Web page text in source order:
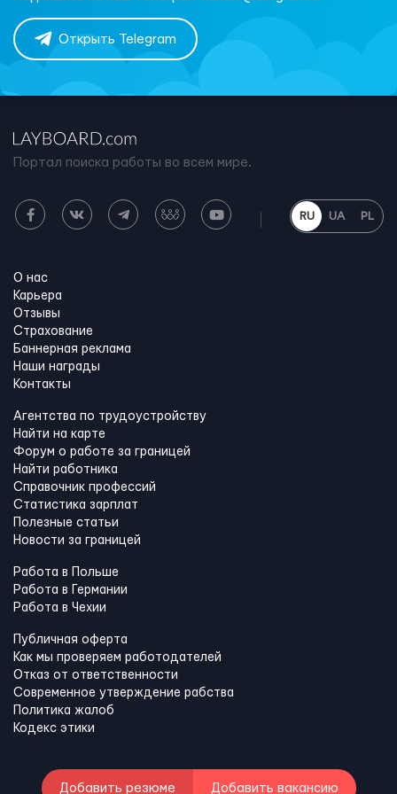
Открыть Telegram
Портал поиска работы во всем мире.
RU UA PL
О нас
Карьера
Отзывы
Страхование
Баннерная реклама
Наши награды
Контакты
Агентства по трудоустройству
Найти на карте
Форум о работе за границей
Найти работника
Справочник профессий
Статистика зарплат
Полезные статьи
Новости за границей
Работа в Польше
Работа в Германии
Работа в Чехии
Публичная оферта
Как мы проверяем работодателей
Отказ от ответственности
Современное утверждение рабства
Политика жалоб
Кодекс этики
Добавить резюме Добавить вакансию